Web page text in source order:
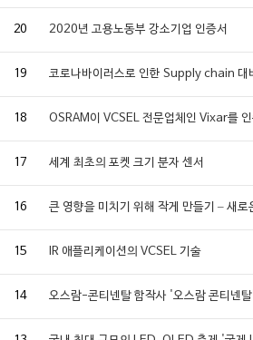
20 2020년 고용노동부 강소기업 인증서
19 코로나바이러스로 인한 Supply chain 대비
18 OSRAM이 VCSEL 전문업체인 Vixar를
17 세계 최초의 포켓 크기 분자 센서
16 큰 영향을 미치기 위해 작게 만들기 – 새
15 IR 애플리케이션의 VCSEL 기술
14 오스람-콘티넨탈 합작사 '오스람 콘티넨